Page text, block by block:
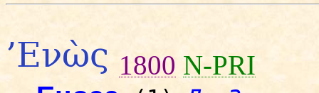
’Ενὼς 1800 N-PRI